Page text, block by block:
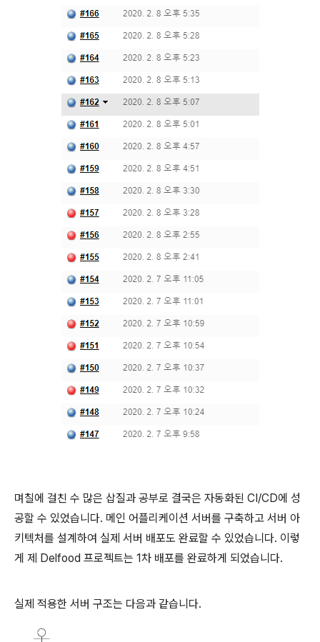
며칠에 걸친 수 많은 삽질과 공부로 결국은 자동화된 CI/CD에 성
공할 수 있었습니다. 메인 어플리케이션 서버를 구축하고 서버 아
키텍처를 설계하여 실제 서버 배포도 완료할 수 있었습니다. 이렇
게 제 Delfood 프로젝트는 1차 배포를 완료하게 되었습니다.
실제 적용한 서버 구조는 다음과 같습니다.